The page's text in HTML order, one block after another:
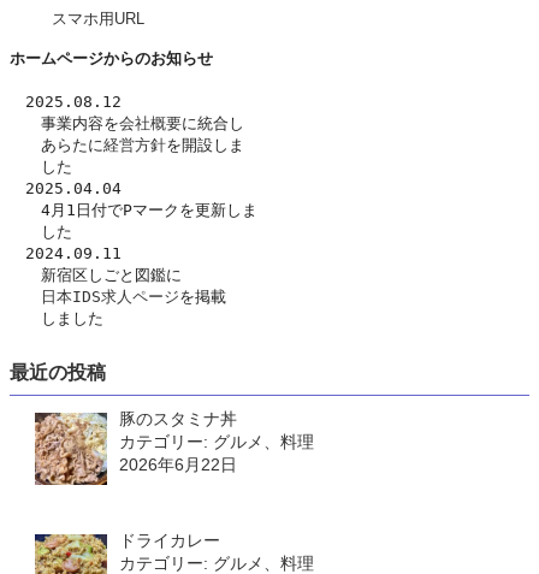
スマホ用URL
ホームページからのお知らせ
2025.08.12
事業内容を会社概要に統合し
あらたに経営方針を開設しま
した
2025.04.04
4月1日付でPマークを更新しま
した
2024.09.11
新宿区しごと図鑑に
日本IDS求人ページを掲載
しました
最近の投稿
豚のスタミナ丼
カテゴリー: グルメ、料理
2026年6月22日
ドライカレー
カテゴリー: グルメ、料理